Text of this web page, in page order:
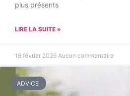
plus présents
LIRE LA SUITE »
19 février 2026 Aucun commentaire
ADVICE